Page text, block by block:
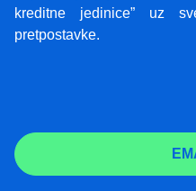
kreditne jedinice” uz
pretpostavke.